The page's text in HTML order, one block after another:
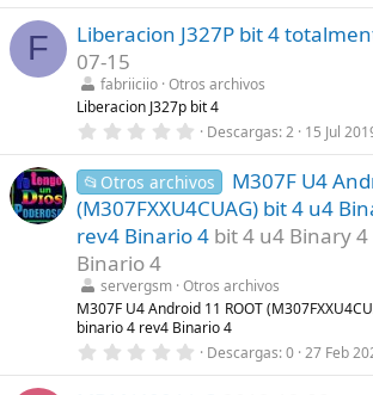
l
l
a
s
)
0
0
e
t
r
e
l
a
(
s
)
F Liberacion J327P bit 4
07-15
fabriiciio Otros archivos
Liberacion J327p bit 4
0
0
0
e
s
t
r
l
l
a
(
s
Descargas 2 15 Jul
📂Otros archivos
M307F U4
(M307FXXU4CUAG) bit 4 u4
rev4 Binario 4 bit 4 u4 Binary
Binario 4
servergsm Otros archivos
M307F U4 Android 11 ROOT
binario 4 rev4 Binario 4
0
0
Descargas 0 27 Feb